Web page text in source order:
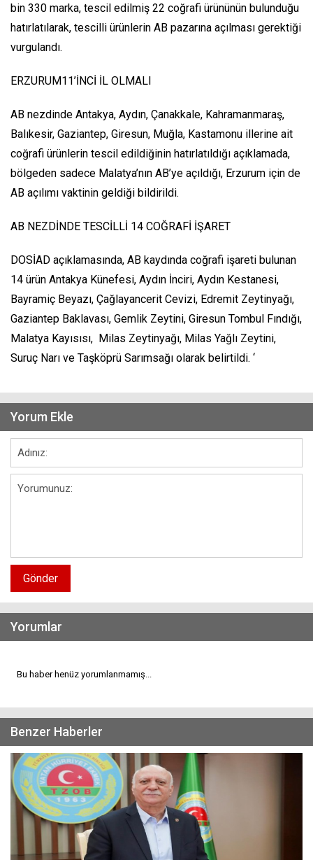
bin 330 marka, tescil edilmiş 22 coğrafi ürününün bulunduğu
hatırlatılarak, tescilli ürünlerin AB pazarına açılması gerektiği
vurgulandı.
ERZURUM11’İNCİ İL OLMALI
AB nezdinde Antakya, Aydın, Çanakkale, Kahramanmaraş,
Balıkesir, Gaziantep, Giresun, Muğla, Kastamonu illerine ait
coğrafi ürünlerin tescil edildiğinin hatırlatıldığı açıklamada,
bölgeden sadece Malatya’nın AB’ye açıldığı, Erzurum için de
AB açılımı vaktinin geldiği bildirildi.
AB NEZDİNDE TESCİLLİ 14 COĞRAFİ İŞARET
DOSİAD açıklamasında, AB kaydında coğrafi işareti bulunan
14 ürün Antakya Künefesi, Aydın İnciri, Aydın Kestanesi,
Bayramiç Beyazı, Çağlayancerit Cevizi, Edremit Zeytinyağı,
Gaziantep Baklavası, Gemlik Zeytini, Giresun Tombul Fındığı,
Malatya Kayısısı, Milas Zeytinyağı, Milas Yağlı Zeytini,
Suruç Narı ve Taşköprü Sarımsağı olarak belirtildi. ‘
Yorum Ekle
Gönder
Yorumlar
Bu haber henüz yorumlanmamış...
Benzer Haberler